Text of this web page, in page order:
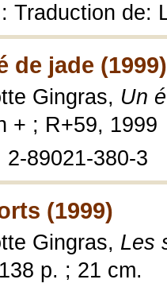
Traduction de:
de jade (1999)
Gingras, Un
+ ; R+59, 1999
2-89021-380-3
(1999)
Gingras, Les
p. ; 21 cm.